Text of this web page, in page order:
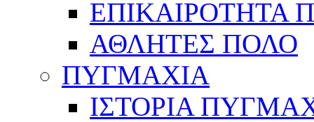
ΕΠΙΚΑΙΡΟΤΗΤΑ
ΑΘΛΗΤΕΣ ΠΟΛΟ
ΠΥΓΜΑΧΙΑ
ΙΣΤΟΡΙΑ